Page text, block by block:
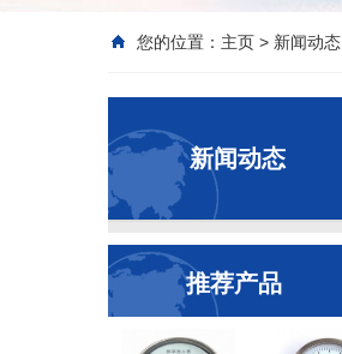
您的位置： 主页 > 新闻动态
新闻动态
推荐产品